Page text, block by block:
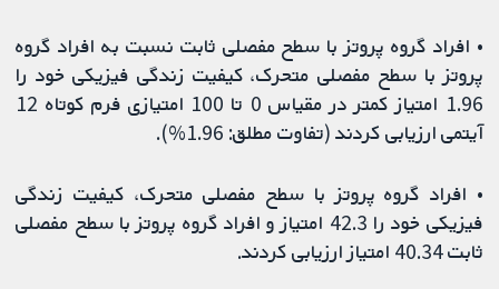
• افراد گروه پروتز با سطح مفصلی ثابت نسبت به افراد گروه
پروتز با سطح مفصلی متحرک، کیفیت زندگی فیزیکی خود را
1.96 امتیاز کمتر در مقیاس 0 تا 100 امتیازی فرم کوتاه 12
آیتمی ارزیابی کردند (تفاوت مطلق: 1.96%).
• افراد گروه پروتز با سطح مفصلی متحرک، کیفیت زندگی
فیزیکی خود را 42.3 امتیاز و افراد گروه پروتز با سطح مفصلی
ثابت 40.34 امتیاز ارزیابی کردند.